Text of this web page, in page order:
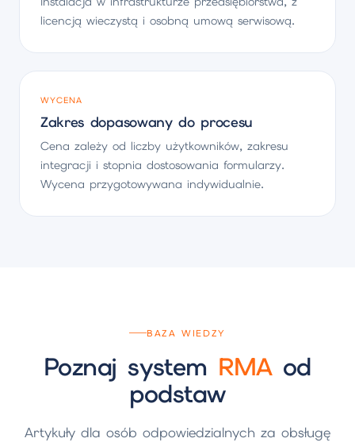
licencją wieczystą i osobną umową serwisową.
WYCENA
Zakres dopasowany do procesu
Cena zależy od liczby użytkowników, zakresu
integracji i stopnia dostosowania formularzy.
Wycena przygotowywana indywidualnie.
BAZA WIEDZY
Poznaj system RMAod
podstaw
Artykuły dla osób odpowiedzialnych za obsługę